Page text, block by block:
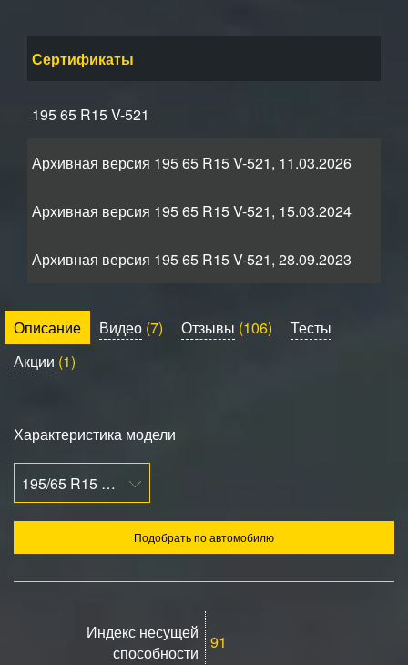
Сертификаты
195 65 R15 V-521
Архивная версия 195 65 R15 V-521, 11.03.2026
Архивная версия 195 65 R15 V-521, 15.03.2024
Архивная версия 195 65 R15 V-521, 28.09.2023
Описание Видео (7) Отзывы (106)
Тесты
Акции (1)
Характеристика модели
195/65 R15 91T
Подобрать по автомобилю
Индекс несущей
способности
91